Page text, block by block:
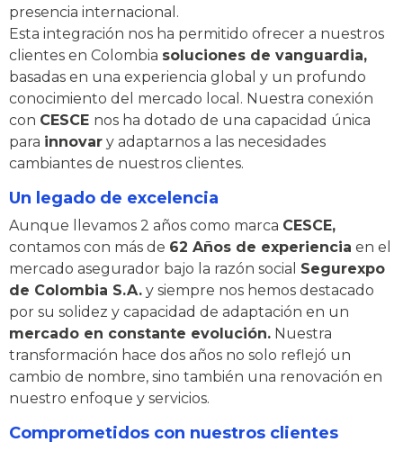
presencia internacional.
Esta integración nos ha permitido ofrecer a nuestros
clientes en Colombia soluciones de vanguardia,
basadas en una experiencia global y un profundo
conocimiento del mercado local. Nuestra conexión
con CESCE nos ha dotado de una capacidad única
para innovar y adaptarnos a las necesidades
cambiantes de nuestros clientes.
Un legado de excelencia
Aunque llevamos 2 años como marca CESCE,
contamos con más de 62 Años de experiencia en el
mercado asegurador bajo la razón social Segurexpo
de Colombia S.A. y siempre nos hemos destacado
por su solidez y capacidad de adaptación en un
mercado en constante evolución. Nuestra
transformación hace dos años no solo reflejó un
cambio de nombre, sino también una renovación en
nuestro enfoque y servicios.
Comprometidos con nuestros clientes